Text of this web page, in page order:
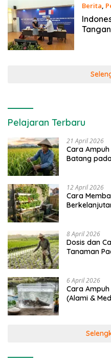
Berita,
Pelajaran Terbaru
21 April 2026
Cara
Batang
12 April 2026
Cara
8 April 2026
Dosis dan
Tanaman
6 April 2026
Cara
(Alami &